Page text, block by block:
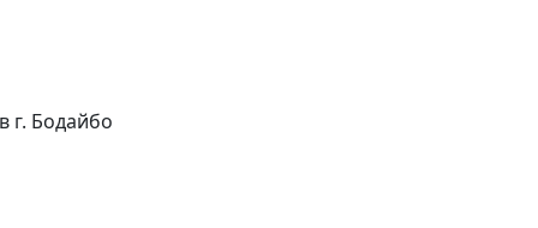
г. Бодайбо